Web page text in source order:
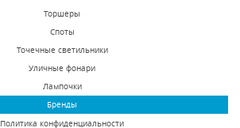
Торшеры
Споты
Точечные светильники
Уличные фонари
Лампочки
Бренды
Политика конфиденциальности